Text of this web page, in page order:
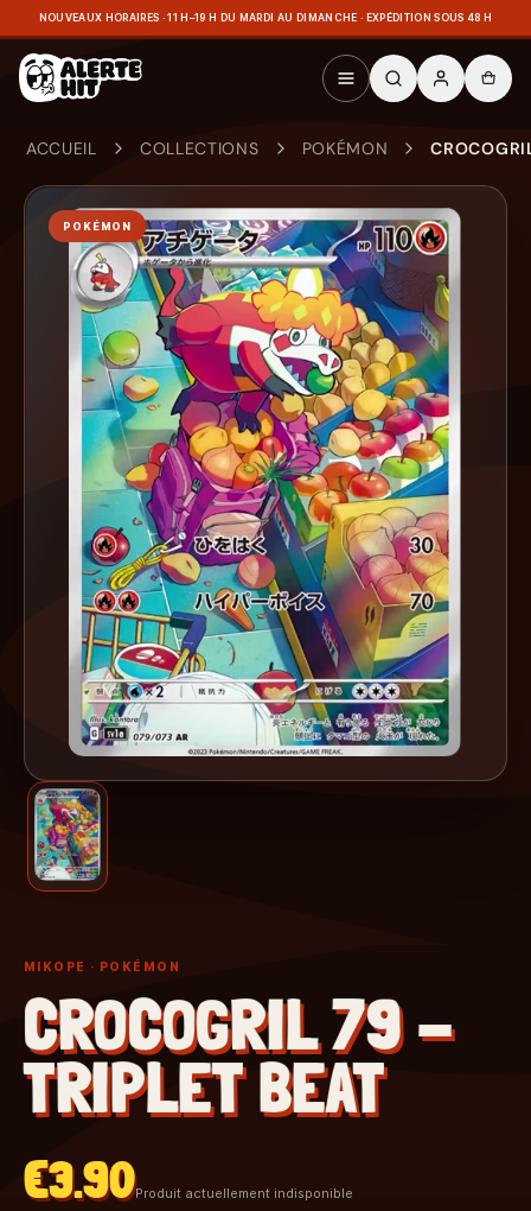
NOUVEAUX HORAIRES · 11 H–19 H DU MARDI AU DIMANCHE · EXPÉDITION SOUS 48 H
ACCUEIL COLLECTIONS POKÉMON
POKÉMON
MIKOPE · POKÉMON
CROCOGRIL 79 -
TRIPLET BEAT
€3.90Produit actuellement indisponible